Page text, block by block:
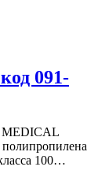
091-
MEDICAL
100…